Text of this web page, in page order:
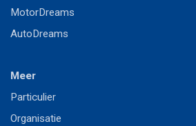
MotorDreams
AutoDreams
Meer
Particulier
Organisatie